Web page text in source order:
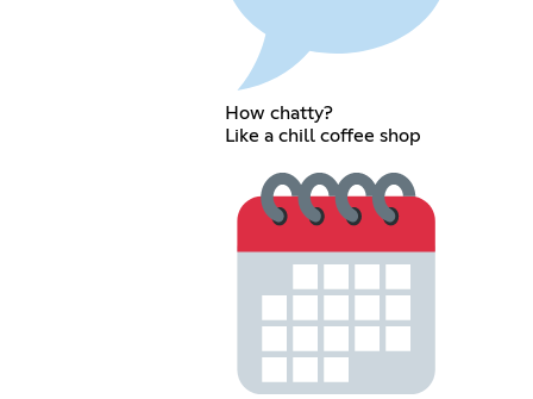
How chatty?
Like a chill coffee shop